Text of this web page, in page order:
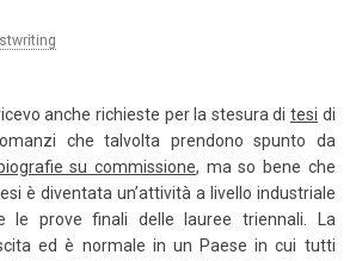
anche richieste per la stesura di tesi di
che talvolta prendono spunto da
su commissione, ma so bene che
è diventata un’attività a livello industriale
le prove finali delle lauree triennali. La
ed è normale in un Paese in cui tutti